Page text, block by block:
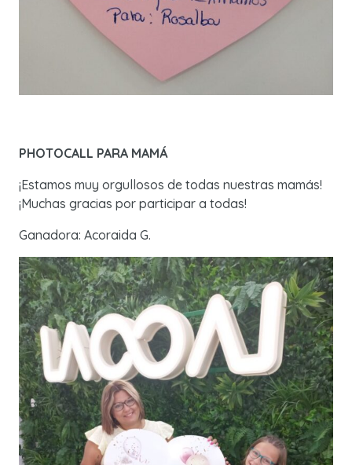
PHOTOCALL PARA MAMÁ
¡Estamos muy orgullosos de todas nuestras mamás!
¡Muchas gracias por participar a todas!
Ganadora: Acoraida G.